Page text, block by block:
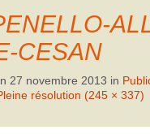
CESAN
27 novembre 2013 in
résolution (245 × 337)